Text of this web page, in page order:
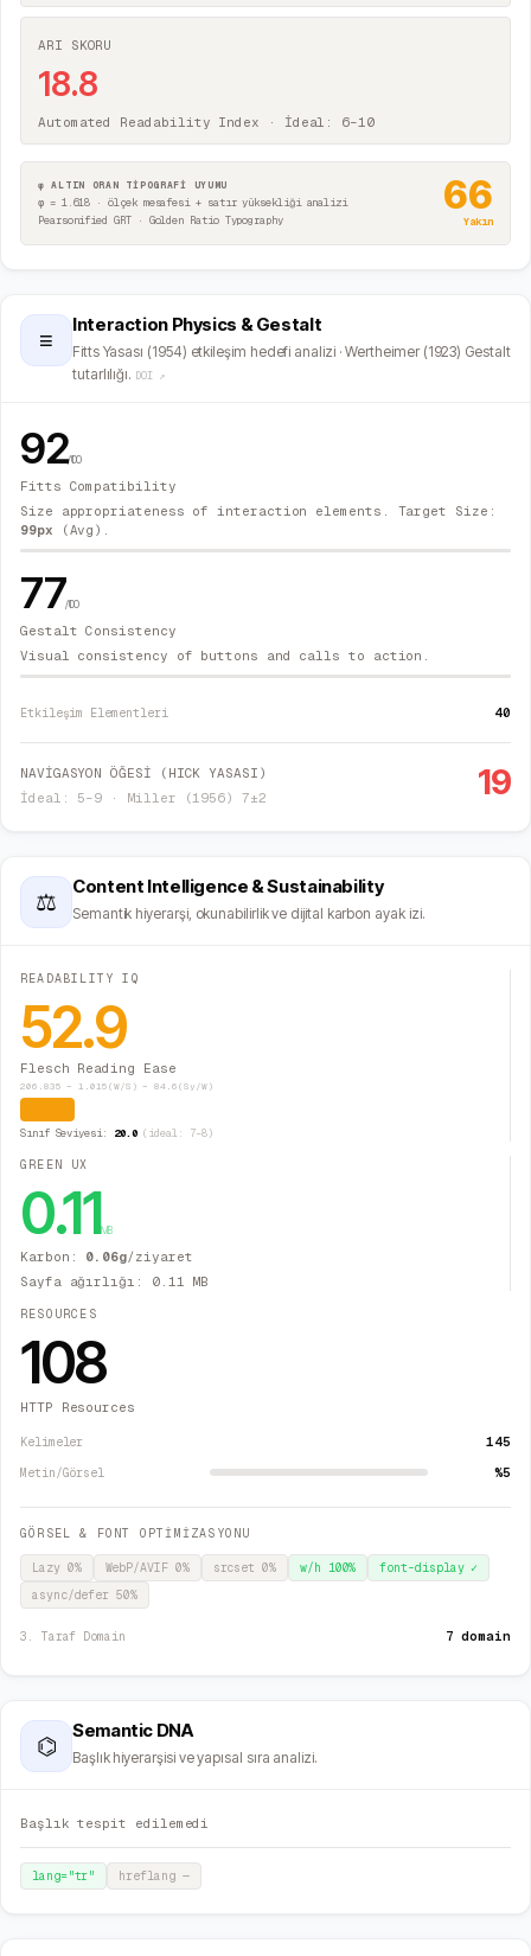
ARI SKORU
18.8
Automated Readability Index · İdeal: 6–10
φ ALTIN ORAN TİPOGRAFİ UYUMU
φ = 1.618 · ölçek mesafesi + satır yüksekliği analizi
Pearsonified GRT · Golden Ratio Typography
66
Yakın
≡
Interaction Physics & Gestalt
Fitts Yasası (1954) etkileşim hedefi analizi · Wertheimer (1923) Gestalt
tutarlılığı. DOI ↗
92/100
Fitts Compatibility
Size appropriateness of interaction elements. Target Size:
99px (Avg).
77/100
Gestalt Consistency
Visual consistency of buttons and calls to action.
Etkileşim Elementleri 40
NAVİGASYON ÖĞESİ (HICK YASASI)
İdeal: 5–9 · Miller (1956) 7±2
19
⚖
Content Intelligence & Sustainability
Semantik hiyerarşi, okunabilirlik ve dijital karbon ayak izi.
READABILITY IQ
52.9
Flesch Reading Ease
206.835 − 1.015(W/S) − 84.6(Sy/W)
Sınıf Seviyesi: 20.0(ideal: 7–8)
GREEN UX
0.11MB
Karbon: 0.06g/ziyaret
Sayfa ağırlığı: 0.11 MB
RESOURCES
108
HTTP Resources
Kelimeler 145
Metin/Görsel %5
GÖRSEL & FONT OPTİMİZASYONU
Lazy 0% WebP/AVIF 0% srcset0% w/h 100% font-display✓
async/defer50%
3. Taraf Domain 7 domain
⌬
Semantic DNA
Başlık hiyerarşisi ve yapısal sıra analizi.
Başlık tespit edilemedi
lang="tr" hreflang —